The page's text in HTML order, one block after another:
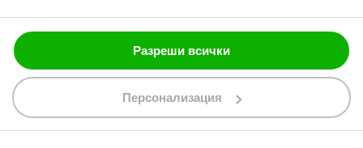
Разреши всички
Персонализация
088 200 7002
shop@bobimx.com